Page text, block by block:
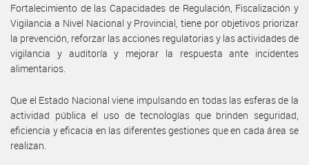
Fortalecimiento de las Capacidades de Regulación, Fiscalización y
Vigilancia a Nivel Nacional y Provincial, tiene por objetivos priorizar
la prevención, reforzar las acciones regulatorias y las actividades de
vigilancia y auditoría y mejorar la respuesta ante incidentes
alimentarios.
Que el Estado Nacional viene impulsando en todas las esferas de la
actividad pública el uso de tecnologías que brinden seguridad,
eficiencia y eficacia en las diferentes gestiones que en cada área se
realizan.